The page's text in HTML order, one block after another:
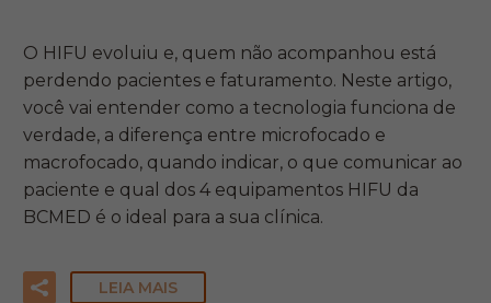
O HIFU evoluiu e, quem não acompanhou está
perdendo pacientes e faturamento. Neste artigo,
você vai entender como a tecnologia funciona de
verdade, a diferença entre microfocado e
macrofocado, quando indicar, o que comunicar ao
paciente e qual dos 4 equipamentos HIFU da
BCMED é o ideal para a sua clínica.
LEIA MAIS